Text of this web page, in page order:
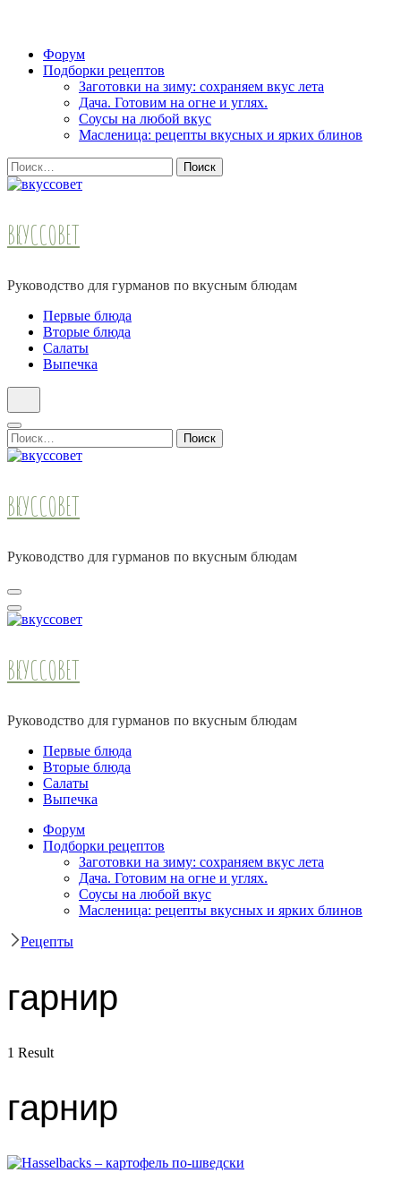
Skip
Форум
Подборки рецептов
Заготовки на зиму: сохраняем вкус лета
Дача. Готовим на огне и углях.
Соусы на любой вкус
Масленица: рецепты вкусных и ярких блинов
Найти:
ВКУССОВЕТ
Руководство для гурманов по вкусным блюдам
Первые блюда
Вторые блюда
Салаты
Выпечка
Найти:
ВКУССОВЕТ
Руководство для гурманов по вкусным блюдам
ВКУССОВЕТ
Руководство для гурманов по вкусным блюдам
Первые блюда
Вторые блюда
Салаты
Выпечка
Форум
Подборки рецептов
Заготовки на зиму: сохраняем вкус лета
Дача. Готовим на огне и углях.
Соусы на любой вкус
Масленица: рецепты вкусных и ярких блинов
Рецепты
гарнир
1 Result
гарнир